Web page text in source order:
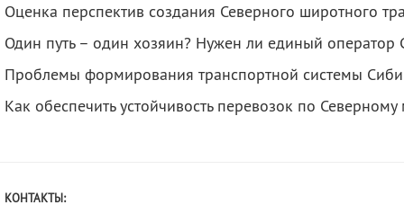
Оценка перспектив создания Северного широтного
Один путь – один хозяин? Нужен ли единый оператор
Проблемы формирования транспортной системы
Как обеспечить устойчивость перевозок по
КОНТАКТЫ: